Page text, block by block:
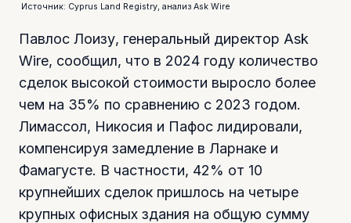
Источник: Cyprus Land Registry, анализ Ask Wire
Павлос Лоизу, генеральный директор Ask
Wire, сообщил, что в 2024 году количество
сделок высокой стоимости выросло более
чем на 35% по сравнению с 2023 годом.
Лимассол, Никосия и Пафос лидировали,
компенсируя замедление в Ларнаке и
Фамагусте. В частности, 42% от 10
крупнейших сделок пришлось на четыре
крупных офисных здания на общую сумму